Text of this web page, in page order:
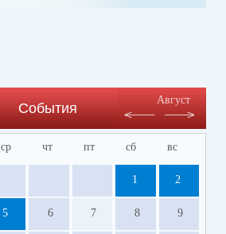
События
Август
ср чт пт сб вс
1 2
5 6 7 8 9